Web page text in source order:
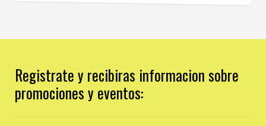
Registrate y recibiras informacion sobre
promociones y eventos: